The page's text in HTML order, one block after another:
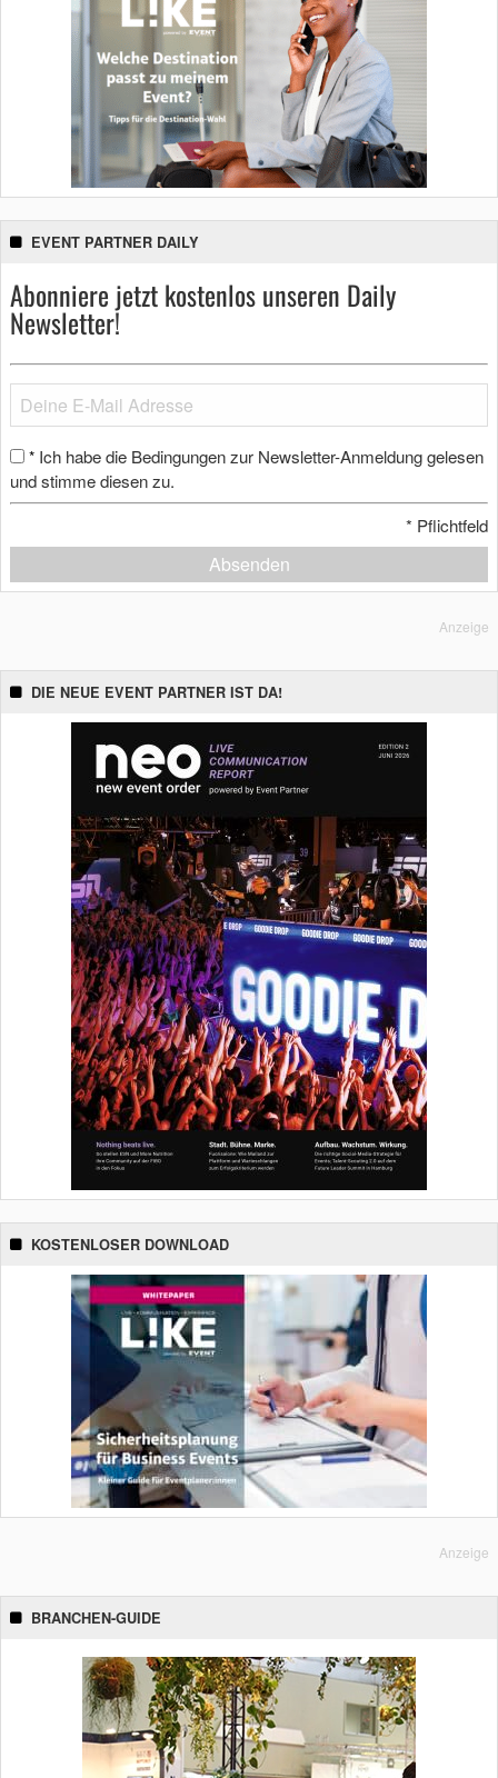
EVENT PARTNER DAILY
Abonniere jetzt kostenlos unseren Daily
Newsletter!
* Ich habe die Bedingungen zur Newsletter-Anmeldung gelesen
und stimme diesen zu.
* Pflichtfeld
Absenden
Anzeige
DIE NEUE EVENT PARTNER IST DA!
KOSTENLOSER DOWNLOAD
Anzeige
BRANCHEN-GUIDE